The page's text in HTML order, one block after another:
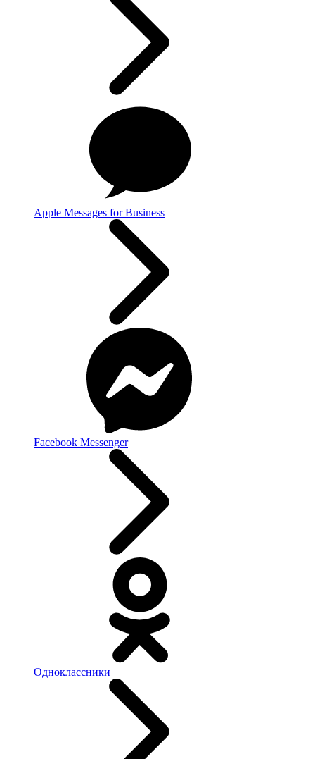
Apple Messages for Business
Facebook Messenger
Одноклассники